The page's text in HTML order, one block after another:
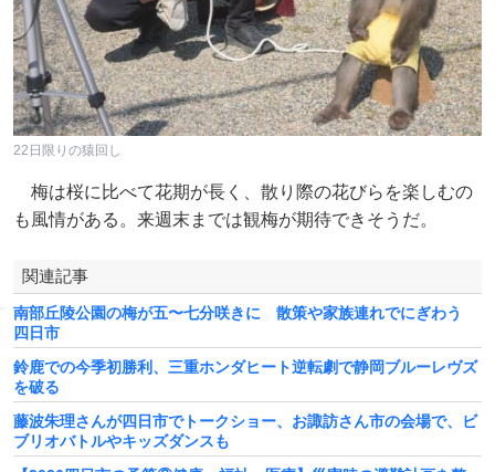
22日限りの猿回し
梅は桜に比べて花期が長く、散り際の花びらを楽しむの
も風情がある。来週末までは観梅が期待できそうだ。
関連記事
南部丘陵公園の梅が五〜七分咲きに 散策や家族連れでにぎわう
四日市
鈴鹿での今季初勝利、三重ホンダヒート逆転劇で静岡ブルーレヴズ
を破る
藤波朱理さんが四日市でトークショー、お諏訪さん市の会場で、ビ
ブリオバトルやキッズダンスも